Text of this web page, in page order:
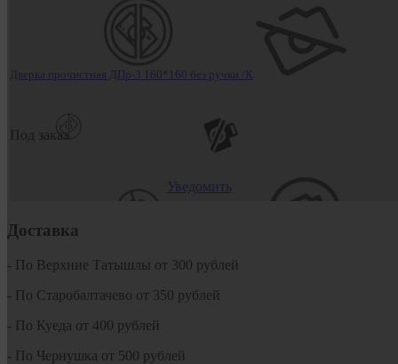
Дверка прочистная ДПр-3 160*160 без ручки /К
Под заказ
Уведомить
Доставка
- По Верхние Татышлы от 300 рублей
- По Старобалтачево от 350 рублей
- По Куеда от 400 рублей
- По Чернушка от 500 рублей